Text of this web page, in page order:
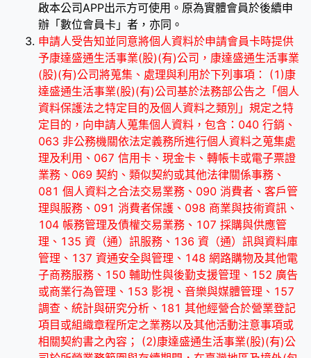
啟本公司APP出示方可使用。原為實體會員於後續申
辦「數位會員卡」者，亦同。
申請人受告知並同意將個人資料於申請會員卡時提供
予康達盛通生活事業(股)(有)公司，康達盛通生活事業
(股)(有)公司將蒐集、處理與利用於下列事項： (1)康
達盛通生活事業(股)(有)公司基於法務部公告之「個人
資料保護法之特定目的及個人資料之類別」規定之特
定目的，向申請人蒐集個人資料，包含：040 行銷、
063 非公務機關依法定義務所進行個人資料之蒐集處
理及利用、067 信用卡、現金卡、轉帳卡或電子票證
業務、069 契約、類似契約或其他法律關係事務、
081 個人資料之合法交易業務、090 消費者、客戶管
理與服務、091 消費者保護、098 商業與技術資訊、
104 帳務管理及債權交易業務、107 採購與供應管
理、135 資（通）訊服務、136 資（通）訊與資料庫
管理、137 資通安全與管理、148 網路購物及其他電
子商務服務、150 輔助性與後勤支援管理、152 廣告
或商業行為管理、153 影視、音樂與媒體管理、157
調查、統計與研究分析、181 其他經營合於營業登記
項目或組織章程所定之業務以及其他活動注意事項或
相關契約書之內容； (2)康達盛通生活事業(股)(有)公